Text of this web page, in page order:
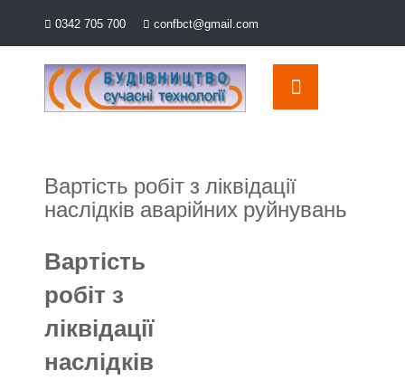
вмісту
0342 705 700 confbct@gmail.com
Вартість робіт з ліквідації
наслідків аварійних руйнувань
Вартість
робіт з
ліквідації
наслідків